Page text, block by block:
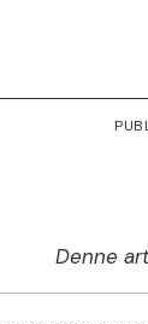
Denne